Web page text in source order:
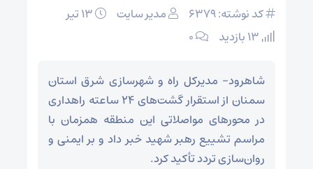
کد نوشته: 6379 مدیر سایت
۰
شاهرود- مدیرکل راه و شهرسازی شرق استان
سمنان از استقرار گشت‌های ۲۴ ساعته راهداری
در محورهای مواصلاتی این منطقه همزمان با
مراسم تشییع رهبر شهید خبر داد و بر ایمنی و
روان‌سازی تردد تأکید کرد.